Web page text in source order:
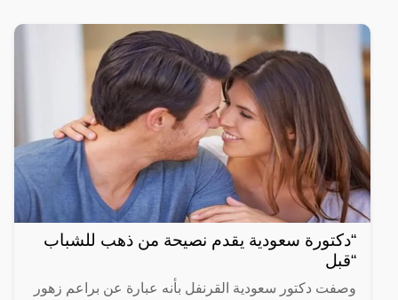
انتشرت
“دكتورة سعودية يقدم نصيحة من ذهب للشباب
“قبل
وصفت دكتور سعودية القرنفل بأنه عبارة عن براعم زهور